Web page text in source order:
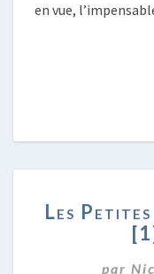
en vue,
Les
par